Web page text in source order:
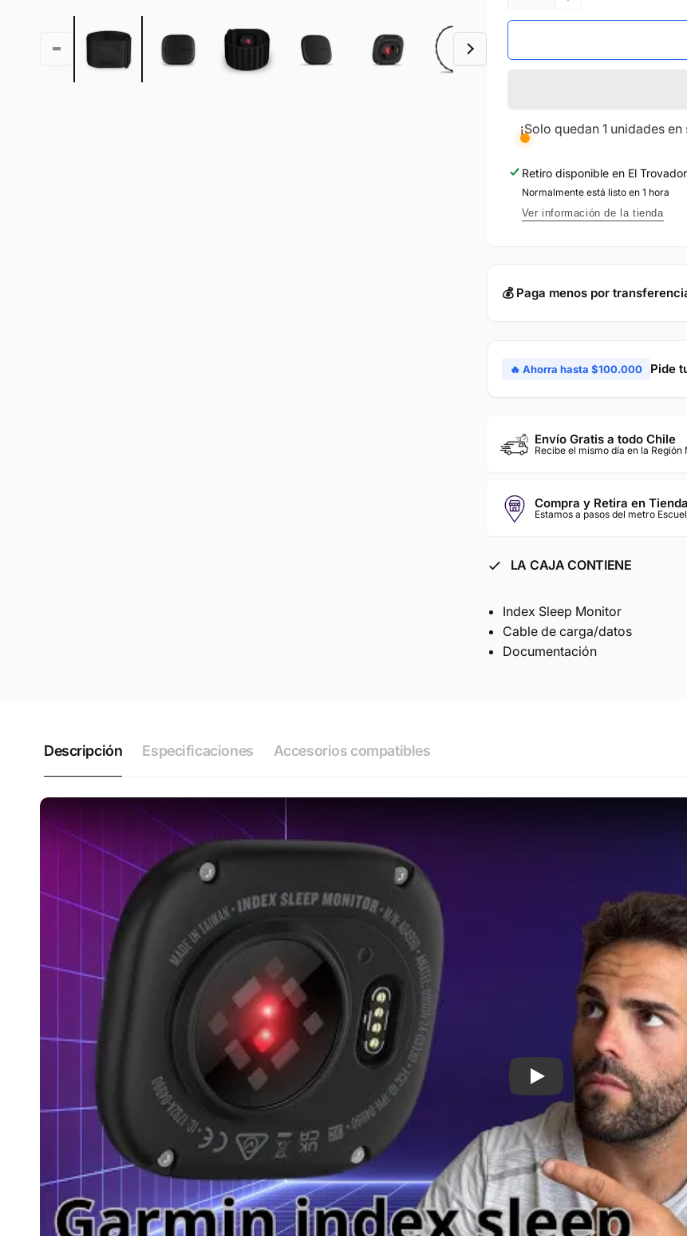
para
XL
Reducir
cantidad
Garmin
L-
¡Solo quedan 1 unidades en
Retiro disponible en El
Normalmente está listo en 1 hora
Ver información de la tienda
💰​ Paga menos por
🔥 Ahorra hasta $100.000 Pide
Envío Gratis a todo Chile
Recibe el mismo día en la Región
Compra y Retira en Tienda
Estamos a pasos del metro
LA CAJA CONTIENE
Index Sleep Monitor
Cable de carga/datos
Documentación
Descripción Especificaciones Accesorios compatibles
Play